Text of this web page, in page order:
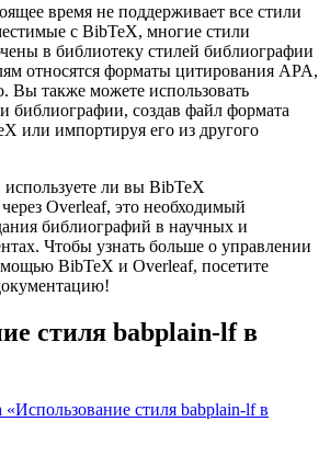
время не поддерживает все стили
с BibTeX, многие стили
в библиотеку стилей библиографии
относятся форматы цитирования APA,
Вы также можете использовать
библиографии, создав файл формата
или импортируя его из другого
ли вы BibTeX
Overleaf, это необходимый
библиографий в научных и
Чтобы узнать больше о управлении
BibTeX и Overleaf, посетите
стиля babplain-lfв
«Использование стиля babplain-lf в